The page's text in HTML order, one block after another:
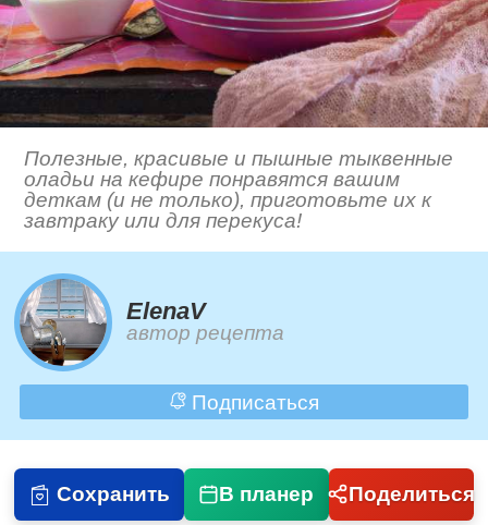
Полезные, красивые и пышные тыквенные
оладьи на кефире понравятся вашим
деткам (и не только), приготовьте их к
завтраку или для перекуса!
ElenaV
автор рецепта
Подписаться
Сохранить В планер Поделиться